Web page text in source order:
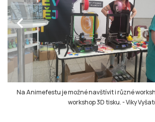
chevron_left
Na Animefestu je možné navštívit i různé
workshop 3D tisku.-Viky